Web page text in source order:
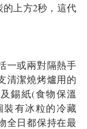
上方2秒，這代
一或兩對隔熱手
清潔燒烤爐用的
錫紙(食物保溫
裝有冰粒的冷藏
全日都保持在最